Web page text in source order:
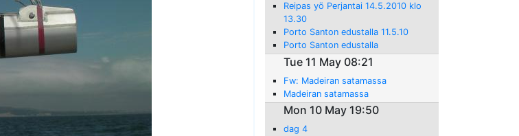
Reipas yö Perjantai 14.5.2010 klo
13.30
Porto Santon edustalla 11.5.10
Porto Santon edustalla
Tue 11 May 08:21
Fw: Madeiran satamassa
Madeiran satamassa
Mon 10 May 19:50
dag 4